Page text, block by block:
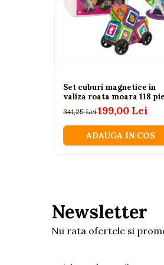
Seturi de hranire
Incalzitoare pentru biberoane si
Set cuburi magnetice in
valiza roata moara 118
341,25 Lei199,00 Lei
ADAUGA IN COS
Newsletter
Nu rata ofertele si